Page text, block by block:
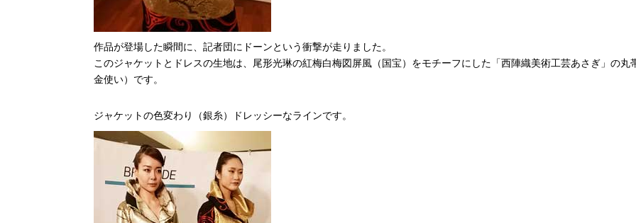
作品が登場した瞬間に、記者団にドーンという衝撃が走りました。
このジャケットとドレスの生地は、尾形光琳の紅梅白梅図屏風（国宝）をモチーフにした「西陣織美術工芸あさぎ」の丸
金使い）です。
ジャケットの色変わり（銀糸）ドレッシーなラインです。